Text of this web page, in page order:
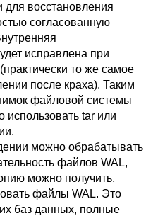
для восстановления
согласованную
исправлена при
то же самое
после краха). Таким
файловой системы
использовать tar или
можно обрабатывать
файлов WAL,
можно получить,
файлы WAL. Это
баз данных, полные